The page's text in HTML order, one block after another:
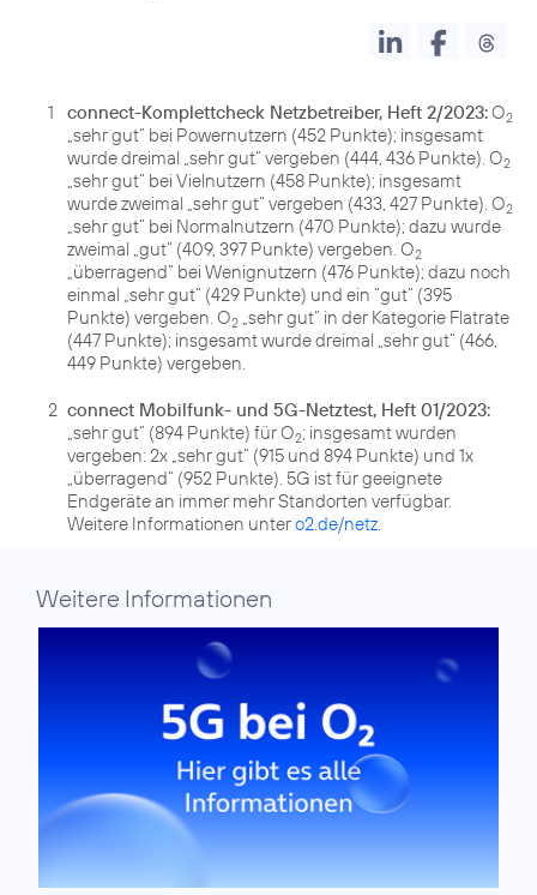
1 connect-Komplettcheck Netzbetreiber, Heft 2/2023:O2
„sehr gut“ bei Powernutzern (452 Punkte); insgesamt
wurde dreimal „sehr gut“ vergeben (444, 436 Punkte). O2
„sehr gut“ bei Vielnutzern (458 Punkte); insgesamt
wurde zweimal „sehr gut“ vergeben (433, 427 Punkte). O2
„sehr gut“ bei Normalnutzern (470 Punkte); dazu wurde
zweimal „gut“ (409, 397 Punkte) vergeben. O2
„überragend“ bei Wenignutzern (476 Punkte); dazu noch
einmal „sehr gut“ (429 Punkte) und ein “gut” (395
Punkte) vergeben. O2 „sehr gut“ in der Kategorie Flatrate
(447 Punkte); insgesamt wurde dreimal „sehr gut“ (466,
449 Punkte) vergeben.
2 connect Mobilfunk- und 5G-Netztest, Heft 01/2023:
„sehr gut“ (894 Punkte) für O2; insgesamt wurden
vergeben: 2x „sehr gut“ (915 und 894 Punkte) und 1x
„überragend“ (952 Punkte). 5G ist für geeignete
Endgeräte an immer mehr Standorten verfügbar.
Weitere Informationen untero2.de/netz.
Weitere Informationen